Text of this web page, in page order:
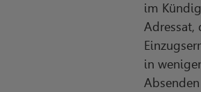
im
Adressat,
in